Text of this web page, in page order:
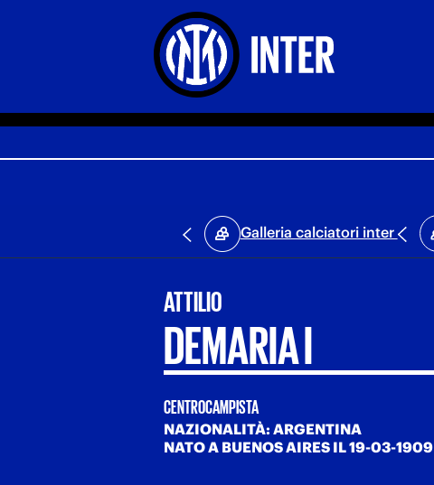
Galleria calciatori inter
ATTILIO
DEMARIA I
CENTROCAMPISTA
NAZIONALITÀ: ARGENTINA
NATO A BUENOS AIRES IL 19-03-1909